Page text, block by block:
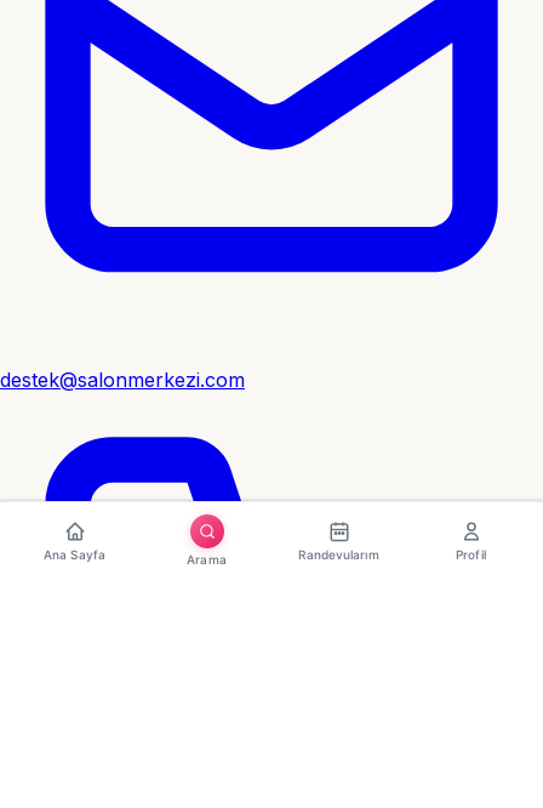
destek@salonmerkezi.com
Ana Sayfa Arama Randevularım Profil